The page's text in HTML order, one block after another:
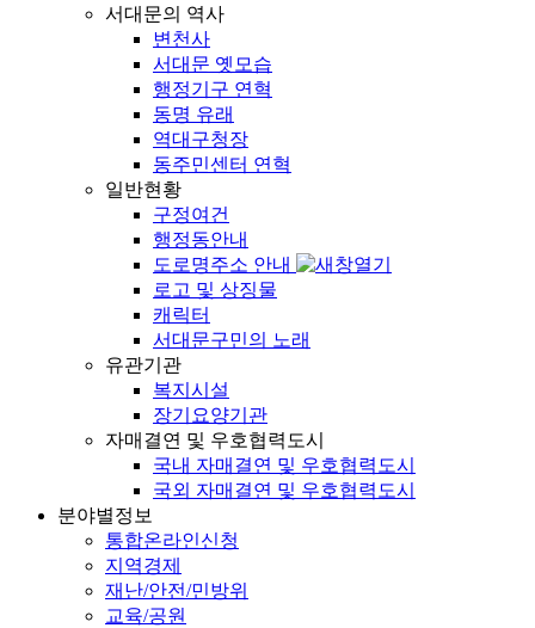
서대문의 역사
변천사
서대문 옛모습
행정기구 연혁
동명 유래
역대구청장
동주민센터 연혁
일반현황
구정여건
행정동안내
도로명주소 안내
로고 및 상징물
캐릭터
서대문구민의 노래
유관기관
복지시설
장기요양기관
자매결연 및 우호협력도시
국내 자매결연 및 우호협력도시
국외 자매결연 및 우호협력도시
분야별정보
통합온라인신청
지역경제
재난/안전/민방위
교육/공원